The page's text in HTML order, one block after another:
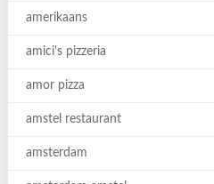
amerikaans
amici's pizzeria
amor pizza
amstel restaurant
amsterdam